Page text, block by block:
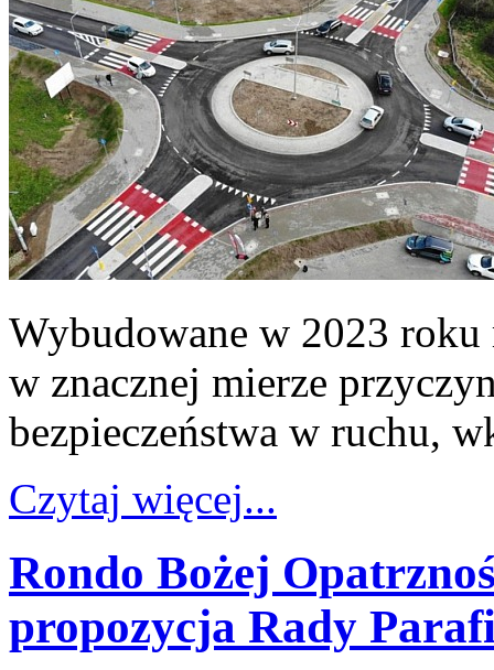
Wybudowane w 2023
w znacznej mierze
bezpieczeństwa w ruchu,
Czytaj więcej...
Rondo Bożej
propozycja Rady